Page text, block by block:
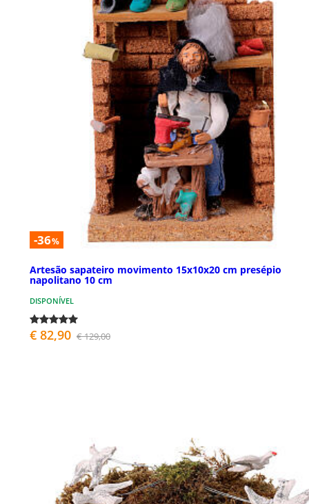
-36%
Artesão sapateiro movimento 15x10x20 cm presépio
napolitano 10 cm
DISPONÍVEL
€ 82,90 € 129,00